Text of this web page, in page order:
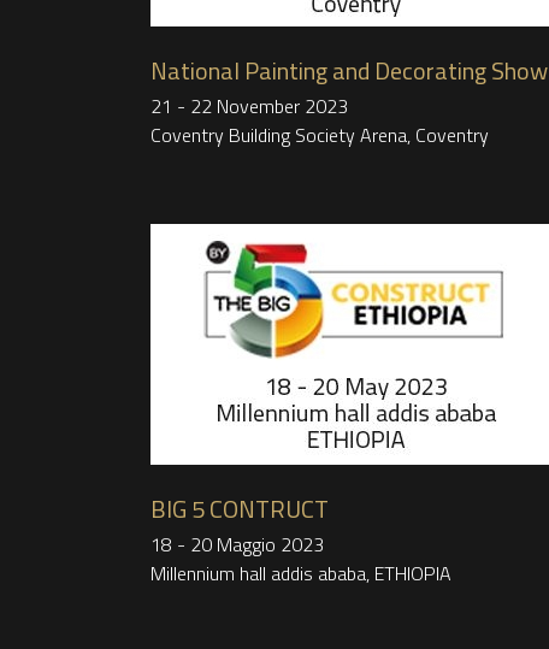
National Painting and Decorating Show
21 - 22 November 2023
Coventry Building Society Arena, Coventry
BIG 5 CONTRUCT
18 - 20 Maggio 2023
Millennium hall addis ababa, ETHIOPIA